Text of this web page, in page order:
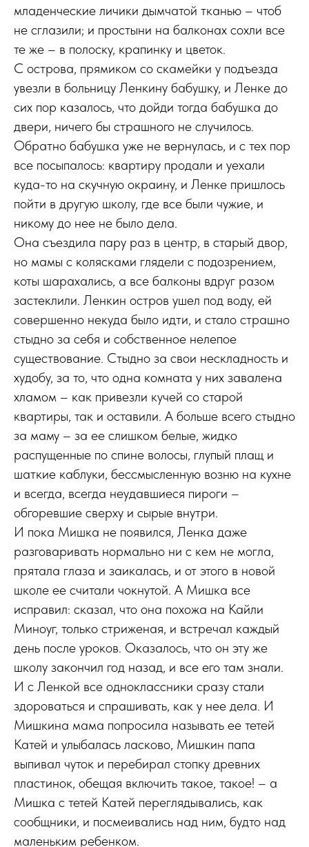
младенческие личики дымчатой тканью – чтоб
не сглазили; и простыни на балконах сохли все
те же – в полоску, крапинку и цветок.
С острова, прямиком со скамейки у подъезда
увезли в больницу Ленкину бабушку, и Ленке до
сих пор казалось, что дойди тогда бабушка до
двери, ничего бы страшного не случилось.
Обратно бабушка уже не вернулась, и с тех пор
все посыпалось: квартиру продали и уехали
куда-то на скучную окраину, и Ленке пришлось
пойти в другую школу, где все были чужие, и
никому до нее не было дела.
Она съездила пару раз в центр, в старый двор,
но мамы с колясками глядели с подозрением,
коты шарахались, а все балконы вдруг разом
застеклили. Ленкин остров ушел под воду, ей
совершенно некуда было идти, и стало страшно
стыдно за себя и собственное нелепое
существование. Стыдно за свои нескладность и
худобу, за то, что одна комната у них завалена
хламом – как привезли кучей со старой
квартиры, так и оставили. А больше всего стыдно
за маму – за ее слишком белые, жидко
распущенные по спине волосы, глупый плащ и
шаткие каблуки, бессмысленную возню на кухне
и всегда, всегда неудавшиеся пироги –
обгоревшие сверху и сырые внутри.
И пока Мишка не появился, Ленка даже
разговаривать нормально ни с кем не могла,
прятала глаза и заикалась, и от этого в новой
школе ее считали чокнутой. А Мишка все
исправил: сказал, что она похожа на Кайли
Миноуг, только стриженая, и встречал каждый
день после уроков. Оказалось, что он эту же
школу закончил год назад, и все его там знали.
И с Ленкой все одноклассники сразу стали
здороваться и спрашивать, как у нее дела. И
Мишкина мама попросила называть ее тетей
Катей и улыбалась ласково, Мишкин папа
выпивал чуток и перебирал стопку древних
пластинок, обещая включить такое, такое! – а
Мишка с тетей Катей переглядывались, как
сообщники, и посмеивались над ним, будто над
маленьким ребенком.